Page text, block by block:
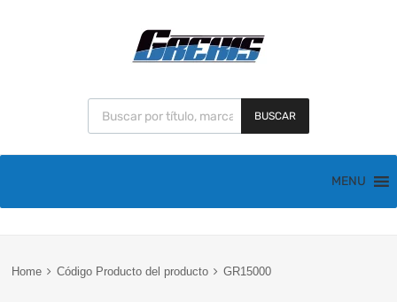
BUSCAR
MENU
Home Código Producto del producto GR15000